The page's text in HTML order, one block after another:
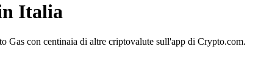
Italia
Gas con centinaia di altre criptovalute sull'app di Crypto.com.